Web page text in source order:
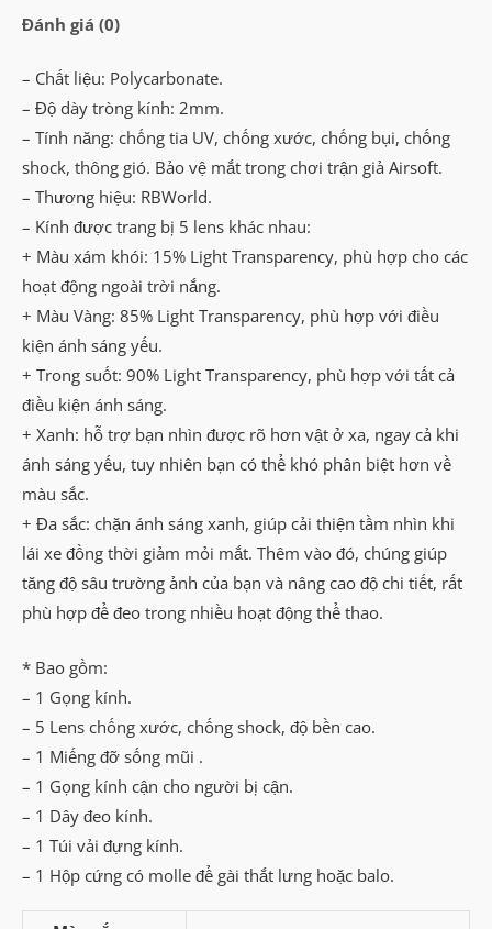
Đánh giá (0)
– Chất liệu: Polycarbonate.
– Độ dày tròng kính: 2mm.
– Tính năng: chống tia UV, chống xước, chống bụi, chống
shock, thông gió. Bảo vệ mắt trong chơi trận giả Airsoft.
– Thương hiệu: RBWorld.
– Kính được trang bị 5 lens khác nhau:
+ Màu xám khói: 15% Light Transparency, phù hợp cho các
hoạt động ngoài trời nắng.
+ Màu Vàng: 85% Light Transparency, phù hợp với điều
kiện ánh sáng yếu.
+ Trong suốt: 90% Light Transparency, phù hợp với tất cả
điều kiện ánh sáng.
+ Xanh: hỗ trợ bạn nhìn được rõ hơn vật ở xa, ngay cả khi
ánh sáng yếu, tuy nhiên bạn có thể khó phân biệt hơn về
màu sắc.
+ Đa sắc: chặn ánh sáng xanh, giúp cải thiện tầm nhìn khi
lái xe đồng thời giảm mỏi mắt. Thêm vào đó, chúng giúp
tăng độ sâu trường ảnh của bạn và nâng cao độ chi tiết, rất
phù hợp để đeo trong nhiều hoạt động thể thao.
* Bao gồm:
– 1 Gọng kính.
– 5 Lens chống xước, chống shock, độ bền cao.
– 1 Miếng đỡ sống mũi .
– 1 Gọng kính cận cho người bị cận.
– 1 Dây đeo kính.
– 1 Túi vải đựng kính.
– 1 Hộp cứng có molle để gài thắt lưng hoặc balo.